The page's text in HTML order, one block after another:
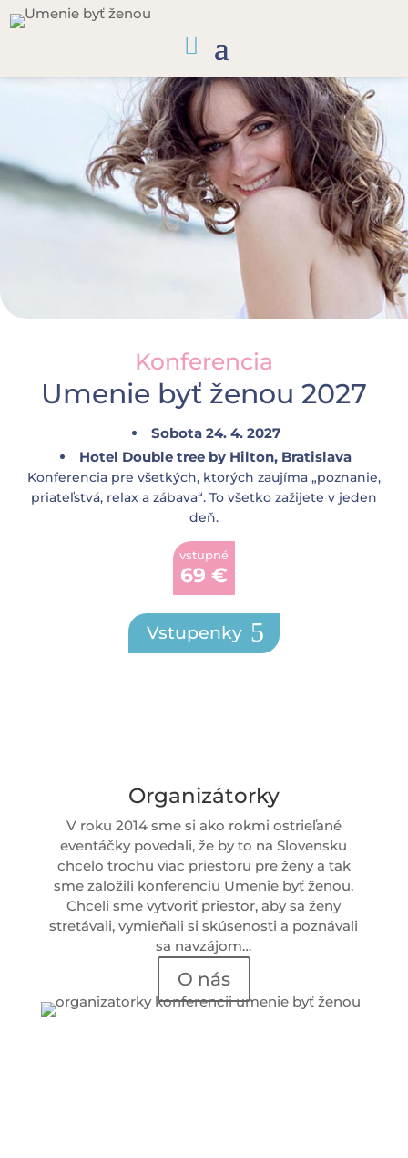
Konferencia
Umenie byť ženou 2027
Sobota 24. 4. 2027
Hotel Double tree by Hilton, Bratislava
Konferencia pre všetkých, ktorých zaujíma „poznanie,
priateľstvá, relax a zábava“. To všetko zažijete v jeden
deň.
vstupné
69 €
Vstupenky
Organizátorky
V roku 2014 sme si ako rokmi ostrieľané
eventáčky povedali, že by to na Slovensku
chcelo trochu viac priestoru pre ženy a tak
sme založili konferenciu Umenie byť ženou.
Chceli sme vytvoriť priestor, aby sa ženy
stretávali, vymieňali si skúsenosti a poznávali
sa navzájom…
O nás